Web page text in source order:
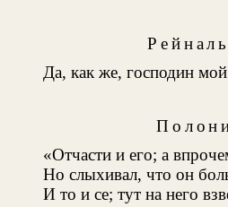
Да, как же, господин
«Отчасти и его; а
Но слыхивал, что он
И то и се; тут на него